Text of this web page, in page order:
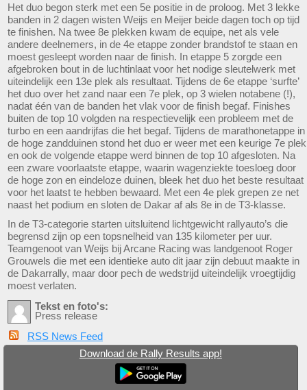
Het duo begon sterk met een 5e positie in de proloog. Met 3 lekke
banden in 2 dagen wisten Weijs en Meijer beide dagen toch op tijd
te finishen. Na twee 8e plekken kwam de equipe, net als vele
andere deelnemers, in de 4e etappe zonder brandstof te staan en
moest gesleept worden naar de finish. In etappe 5 zorgde een
afgebroken bout in de luchtinlaat voor het nodige sleutelwerk met
uiteindelijk een 13e plek als resultaat. Tijdens de 6e etappe ‘surfte’
het duo over het zand naar een 7e plek, op 3 wielen notabene (!),
nadat één van de banden het vlak voor de finish begaf. Finishes
buiten de top 10 volgden na respectievelijk een probleem met de
turbo en een aandrijfas die het begaf. Tijdens de marathonetappe in
de hoge zandduinen stond het duo er weer met een keurige 7e plek
en ook de volgende etappe werd binnen de top 10 afgesloten. Na
een zware voorlaatste etappe, waarin wagenziekte toesloeg door
de hoge zon en eindeloze duinen, bleek het duo het beste resultaat
voor het laatst te hebben bewaard. Met een 4e plek grepen ze net
naast het podium en sloten de Dakar af als 8e in de T3-klasse.
In de T3-categorie starten uitsluitend lichtgewicht rallyauto’s die
begrensd zijn op een topsnelheid van 135 kilometer per uur.
Teamgenoot van Weijs bij Arcane Racing was landgenoot Roger
Grouwels die met een identieke auto dit jaar zijn debuut maakte in
de Dakarrally, maar door pech de wedstrijd uiteindelijk vroegtijdig
moest verlaten.
Tekst en foto's:
Press release
RSS News Feed
Download de Rally Results app!